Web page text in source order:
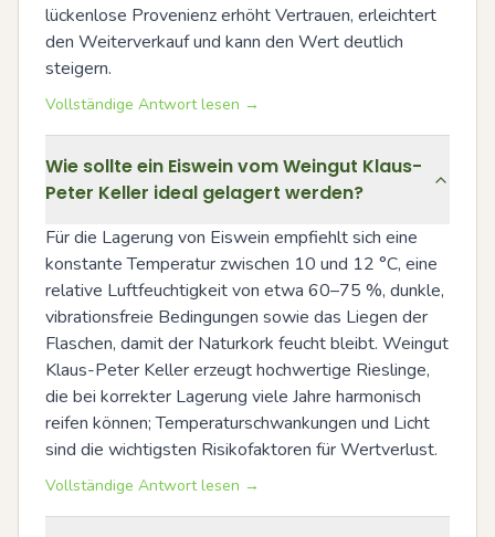
lückenlose Provenienz erhöht Vertrauen, erleichtert
den Weiterverkauf und kann den Wert deutlich
steigern.
Vollständige Antwort lesen →
Wie sollte ein Eiswein vom Weingut Klaus-
Peter Keller ideal gelagert werden?
Für die Lagerung von Eiswein empfiehlt sich eine
konstante Temperatur zwischen 10 und 12 °C, eine
relative Luftfeuchtigkeit von etwa 60–75 %, dunkle,
vibrationsfreie Bedingungen sowie das Liegen der
Flaschen, damit der Naturkork feucht bleibt. Weingut
Klaus-Peter Keller erzeugt hochwertige Rieslinge,
die bei korrekter Lagerung viele Jahre harmonisch
reifen können; Temperaturschwankungen und Licht
sind die wichtigsten Risikofaktoren für Wertverlust.
Vollständige Antwort lesen →